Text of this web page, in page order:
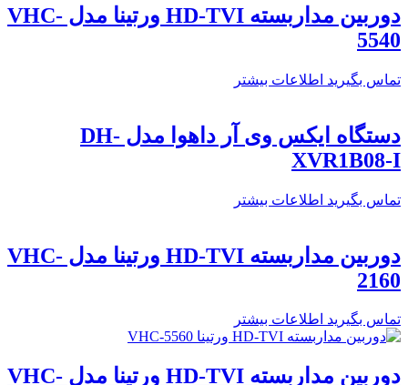
دوربین مداربسته HD-TVI ورتینا مدل VHC-
5540
تماس بگیرید اطلاعات بیشتر
دستگاه ایکس وی آر داهوا مدل DH-
XVR1B08-I
تماس بگیرید اطلاعات بیشتر
دوربین مداربسته HD-TVI ورتینا مدل VHC-
2160
تماس بگیرید اطلاعات بیشتر
دوربین مداربسته HD-TVI ورتینا مدل VHC-